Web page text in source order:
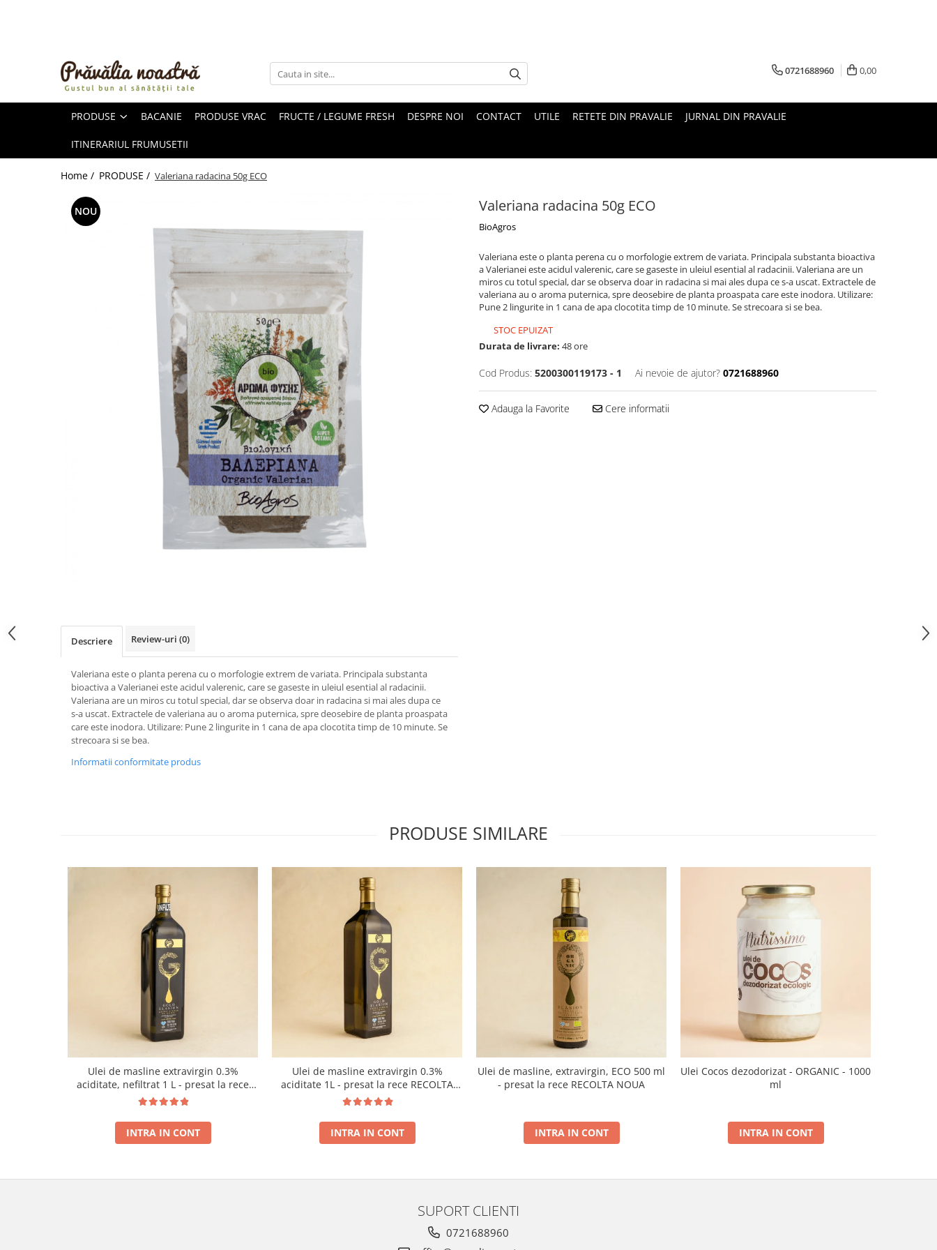
ULEIURI ȘI UNTURI
FRUCTE DESHIDRATATE
FRUCTE LA CONSERVĂ
OȚETURI ȘI SOSURI
0721688960 0,00
PRODUSE BACANIE PRODUSE VRAC FRUCTE / LEGUME FRESH DESPRE NOI CONTACT UTILE RETETE DIN PRAVALIE JURNAL DIN PRAVALIE
ITINERARIUL FRUMUSETII
Home / PRODUSE / Valeriana radacina 50g ECO
Valeriana radacina 50g ECO
BioAgros
NOU
Valeriana este o planta perena cu o morfologie extrem de variata. Principala substanta bioactiva
a Valerianei este acidul valerenic, care se gaseste in uleiul esential al radacinii. Valeriana are un
miros cu totul special, dar se observa doar in radacina si mai ales dupa ce s-a uscat. Extractele de
valeriana au o aroma puternica, spre deosebire de planta proaspata care este inodora. Utilizare:
Pune 2 lingurite in 1 cana de apa clocotita timp de 10 minute. Se strecoara si se bea.
STOC EPUIZAT
Durata de livrare: 48 ore
Cod Produs: 5200300119173 - 1 Ai nevoie de ajutor? 0721688960
Adauga la Favorite Cere informatii
Descriere Review-uri (0)
Valeriana este o planta perena cu o morfologie extrem de variata. Principala substanta
bioactiva a Valerianei este acidul valerenic, care se gaseste in uleiul esential al radacinii.
Valeriana are un miros cu totul special, dar se observa doar in radacina si mai ales dupa ce
s-a uscat. Extractele de valeriana au o aroma puternica, spre deosebire de planta proaspata
care este inodora. Utilizare: Pune 2 lingurite in 1 cana de apa clocotita timp de 10 minute. Se
strecoara si se bea.
Informatii conformitate produs
PRODUSE SIMILARE
Ulei de masline extravirgin 0.3%
aciditate, nefiltrat 1 L - presat la rece
RECOLTA NOUA
INTRA IN CONT
Ulei de masline extravirgin 0.3%
aciditate 1L - presat la rece RECOLTA
NOUA
INTRA IN CONT
Ulei de masline, extravirgin, ECO 500 ml
- presat la rece RECOLTA NOUA
INTRA IN CONT
Ulei Cocos dezodorizat - ORGANIC - 1000
ml
INTRA IN CONT
SUPORT CLIENTI
0721688960